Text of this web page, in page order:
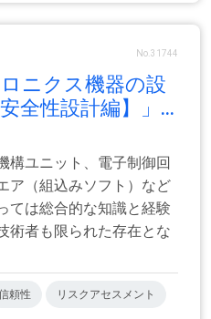
No.31744
ニクス機器の設
全性設計編】」...
構ユニット、電子制御回
ア（組込みソフト）など
ては総合的な知識と経験
術者も限られた存在とな
頼性 リスクアセスメント